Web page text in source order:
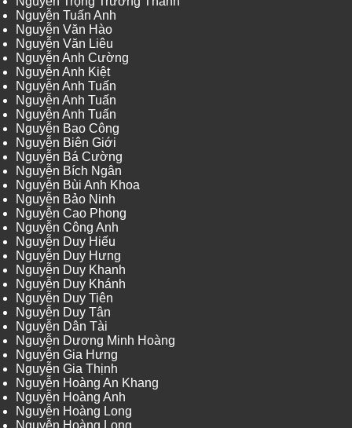
Nguyễn Tuấn Anh
Nguyễn Văn Hào
Nguyễn Văn Liêu
Nguyễn Anh Cường
Nguyễn Anh Kiệt
Nguyễn Anh Tuấn
Nguyễn Anh Tuấn
Nguyễn Anh Tuấn
Nguyễn Bao Công
Nguyễn Biên Giới
Nguyễn Bá Cường
Nguyễn Bích Ngân
Nguyễn Bùi Anh Khoa
Nguyễn Bảo Ninh
Nguyễn Cao Phong
Nguyễn Công Anh
Nguyễn Duy Hiếu
Nguyễn Duy Hưng
Nguyễn Duy Khanh
Nguyễn Duy Khánh
Nguyễn Duy Tiên
Nguyễn Duy Tân
Nguyễn Dân Tài
Nguyễn Dương Minh Hoàng
Nguyễn Gia Hưng
Nguyễn Gia Thịnh
Nguyễn Hoàng An Khang
Nguyễn Hoàng Anh
Nguyễn Hoàng Long
Nguyễn Hoàng Long